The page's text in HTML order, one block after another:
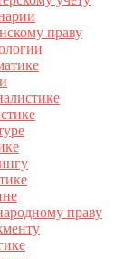
праву
праву